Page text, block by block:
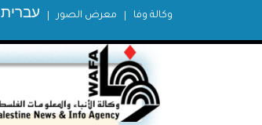
עברית معرض الصور وكالة وفا